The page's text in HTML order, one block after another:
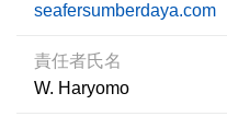
seafersumberdaya.com
責任者氏名
W. Haryomo